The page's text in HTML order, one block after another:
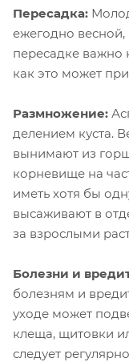
Пересадка:
ежегодно
пересадке важно
как это может
Размножение:
делением куста.
вынимают из
корневище на
иметь хотя бы
высаживают в
за взрослыми
Болезни и
болезням и
уходе может
клеща, щитовки
следует